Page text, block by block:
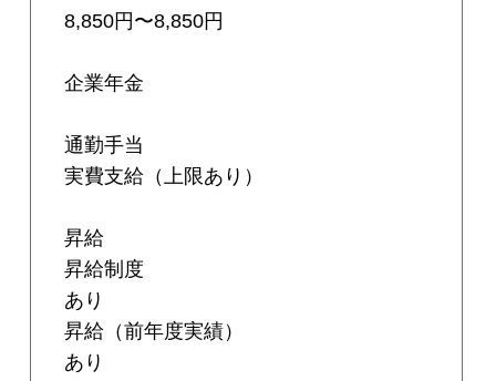
8,850円〜8,850円
企業年金
通勤手当
実費支給（上限あり）
昇給
昇給制度
あり
昇給（前年度実績）
あり